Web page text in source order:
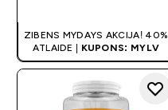
ZIBENS MYDAYS AKCIJA! 40%
ATLAIDE |
KUPONS: MYLV